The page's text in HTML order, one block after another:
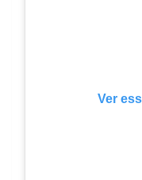
Ver